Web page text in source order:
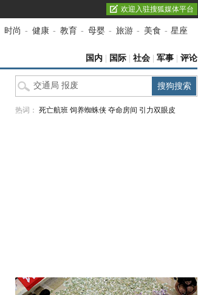
欢迎入驻搜狐媒体平台
时尚 - 健康 - 教育 - 母婴 - 旅游 - 美食 - 星座
国内 国际 社会 军事 评论
热词： 死亡航班 饲养蜘蛛侠 夺命房间 引力双眼皮